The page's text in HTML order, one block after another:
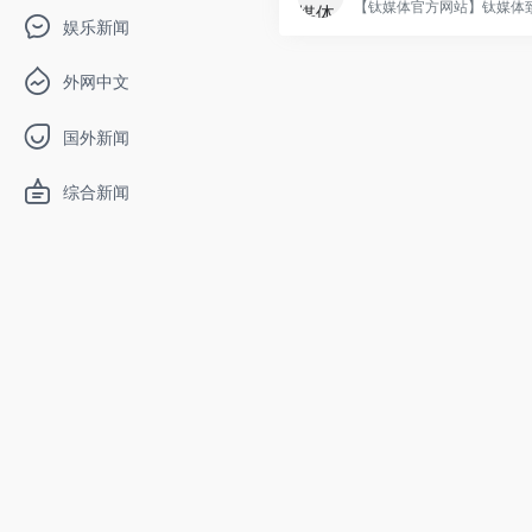
娱乐新闻
外网中文
国外新闻
综合新闻
【钛媒体官方网站】钛媒体